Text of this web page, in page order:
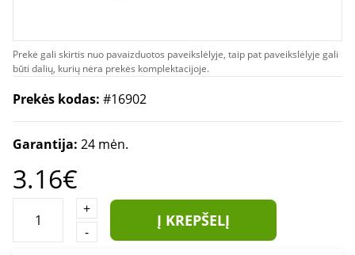
Prekė gali skirtis nuo pavaizduotos paveikslėlyje, taip pat paveikslėlyje gali
būti dalių, kurių nėra prekės komplektacijoje.
Prekės kodas: #16902
Garantija: 24 mėn.
3.16€
+
-
Į KREPŠELĮ